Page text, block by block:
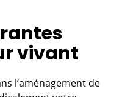
vivant
l’aménagement de